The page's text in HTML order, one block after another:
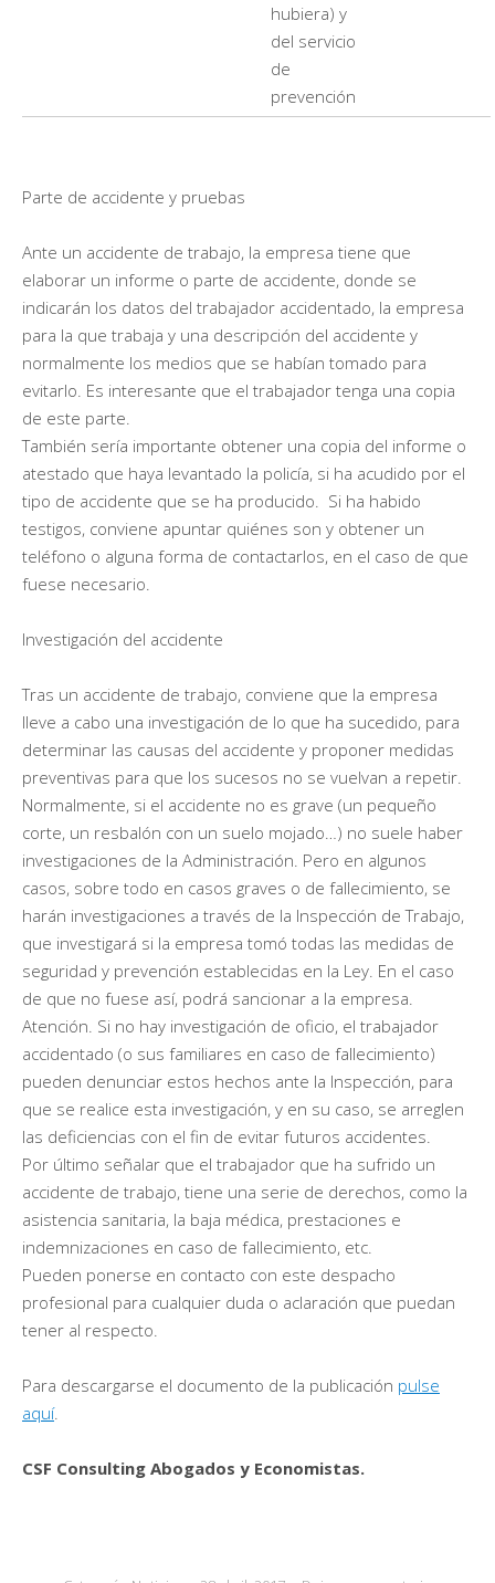
hubiera) y
del servicio
de
prevención
Parte de accidente y pruebas
Ante un accidente de trabajo, la empresa tiene que
elaborar un informe o parte de accidente, donde se
indicarán los datos del trabajador accidentado, la empresa
para la que trabaja y una descripción del accidente y
normalmente los medios que se habían tomado para
evitarlo. Es interesante que el trabajador tenga una copia
de este parte.
También sería importante obtener una copia del informe o
atestado que haya levantado la policía, si ha acudido por el
tipo de accidente que se ha producido. Si ha habido
testigos, conviene apuntar quiénes son y obtener un
teléfono o alguna forma de contactarlos, en el caso de que
fuese necesario.
Investigación del accidente
Tras un accidente de trabajo, conviene que la empresa
lleve a cabo una investigación de lo que ha sucedido, para
determinar las causas del accidente y proponer medidas
preventivas para que los sucesos no se vuelvan a repetir.
Normalmente, si el accidente no es grave (un pequeño
corte, un resbalón con un suelo mojado…) no suele haber
investigaciones de la Administración. Pero en algunos
casos, sobre todo en casos graves o de fallecimiento, se
harán investigaciones a través de la Inspección de Trabajo,
que investigará si la empresa tomó todas las medidas de
seguridad y prevención establecidas en la Ley. En el caso
de que no fuese así, podrá sancionar a la empresa.
Atención. Si no hay investigación de oficio, el trabajador
accidentado (o sus familiares en caso de fallecimiento)
pueden denunciar estos hechos ante la Inspección, para
que se realice esta investigación, y en su caso, se arreglen
las deficiencias con el fin de evitar futuros accidentes.
Por último señalar que el trabajador que ha sufrido un
accidente de trabajo, tiene una serie de derechos, como la
asistencia sanitaria, la baja médica, prestaciones e
indemnizaciones en caso de fallecimiento, etc.
Pueden ponerse en contacto con este despacho
profesional para cualquier duda o aclaración que puedan
tener al respecto.
Para descargarse el documento de la publicación pulse
aquí.
CSF Consulting Abogados y Economistas.